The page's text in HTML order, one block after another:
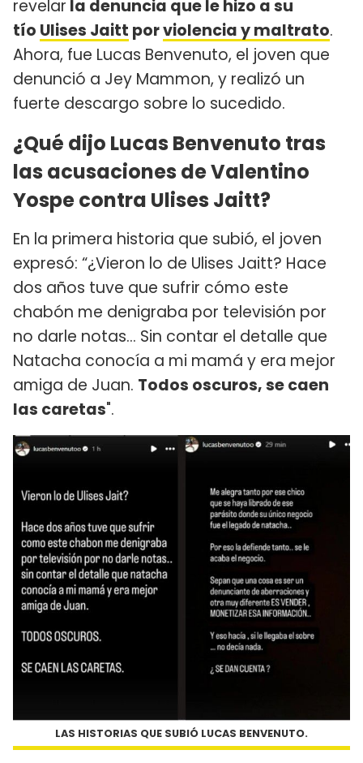
revelar la denuncia que le hizo a su
tío Ulises Jaitt porviolencia y maltrato.
Ahora, fue Lucas Benvenuto, el joven que
denunció a Jey Mammon, y realizó un
fuerte descargo sobre lo sucedido.
¿Qué dijo Lucas Benvenuto tras
las acusaciones de Valentino
Yospe contra Ulises Jaitt?
En la primera historia que subió, el joven
expresó: “¿Vieron lo de Ulises Jaitt? Hace
dos años tuve que sufrir cómo este
chabón me denigraba por televisión por
no darle notas... Sin contar el detalle que
Natacha conocía a mi mamá y era mejor
amiga de Juan. Todos oscuros, se caen
las caretas".
LAS HISTORIAS QUE SUBIÓ LUCAS BENVENUTO.